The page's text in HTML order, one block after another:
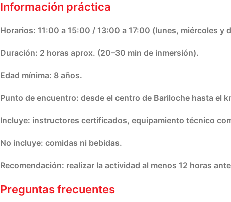
Información práctica
Horarios: 11:00 a 15:00 / 13:00 a 17:00 (lunes, miércoles y
Duración: 2 horas aprox. (20–30 min de inmersión).
Edad mínima: 8 años.
Punto de encuentro: desde el centro de Bariloche hasta el
Incluye: instructores certificados, equipamiento técnico
No incluye: comidas ni bebidas.
Recomendación: realizar la actividad al menos 12 horas
Preguntas frecuentes